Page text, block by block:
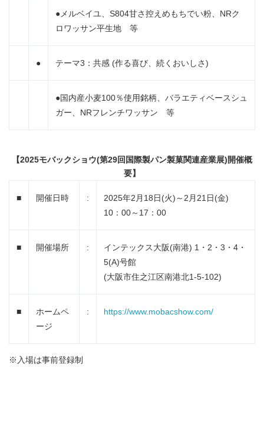
●メルベイユ、S804甘さ控えめもちでい粉、NRク
ロワッサン平生地 等
● テーマ3：共感 (作る喜び、続くおいしさ)
●国内産小麦100％使用銘柄、バラエティベースシュ
ガー、NRフレンチワッサン 等
【2025モバックショウ(第29 回国際製パン製菓関連産業展) 開催概
要】
■ 開催日時 :
2025年2月18日(火)～2月21日(金)
10：00～17：00
■ 開催場所 :
インテックス大阪(南港) 1・2・3・4・
5(A)号館
(大阪市住之江区南港北1-5-102)
■
ホームペ
ージ
: https://www.mobacshow.com/
※入場は事前登録制